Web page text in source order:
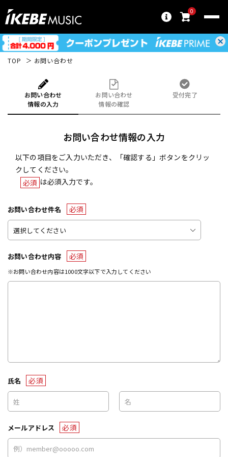
0
TOP お問い合わせ
お問い合わせ
情報の入力
お問い合わせ
情報の確認
受付完了
お問い合わせ情報の入力
以下の項目をご入力いただき、「確認する」ボタンをクリッ
クしてください。
必須 は必須入力です。
お問い合わせ件名 必須
お問い合わせ内容 必須
※お問い合わせ内容は1000文字以下で入力してください
氏名 必須
メールアドレス 必須